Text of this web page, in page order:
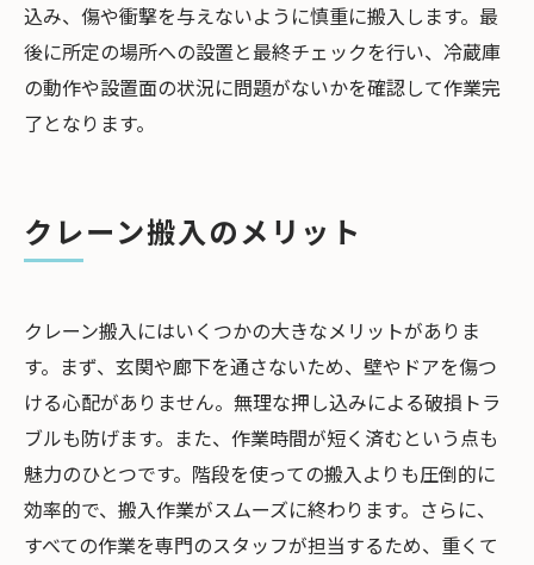
込み、傷や衝撃を与えないように慎重に搬入します。最
後に所定の場所への設置と最終チェックを行い、冷蔵庫
の動作や設置面の状況に問題がないかを確認して作業完
了となります。
クレーン搬入のメリット
クレーン搬入にはいくつかの大きなメリットがありま
す。まず、玄関や廊下を通さないため、壁やドアを傷つ
ける心配がありません。無理な押し込みによる破損トラ
ブルも防げます。また、作業時間が短く済むという点も
魅力のひとつです。階段を使っての搬入よりも圧倒的に
効率的で、搬入作業がスムーズに終わります。さらに、
すべての作業を専門のスタッフが担当するため、重くて